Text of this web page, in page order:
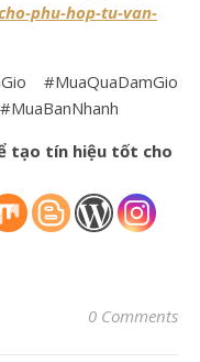
phu-hop-tu-van-
#MuaQuaDamGio
tạo tín hiệu tốt cho
0 Comments